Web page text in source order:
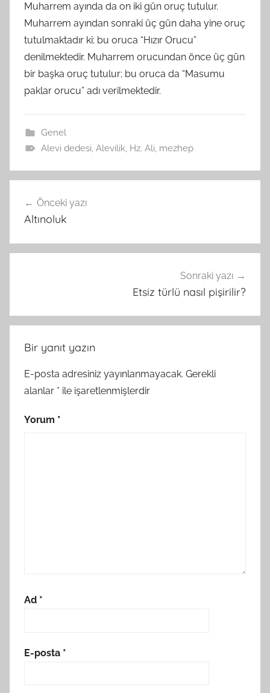
Muharrem ayında da on iki gün oruç tutulur.
Muharrem ayından sonraki üç gün daha yine oruç
tutulmaktadır ki; bu oruca “Hızır Orucu”
denilmektedir. Muharrem orucundan önce üç gün
bir başka oruç tutulur; bu oruca da “Masumu
paklar orucu” adı verilmektedir.
Genel
Alevi dedesi, Alevilik, Hz. Ali, mezhep
gezinmesi
Önceki yazı
Altınoluk
Sonraki yazı
Etsiz türlü nasıl pişirilir?
Bir yanıt yazın
E-posta adresiniz yayınlanmayacak. Gerekli
alanlar * ile işaretlenmişlerdir
Yorum *
Ad *
E-posta *